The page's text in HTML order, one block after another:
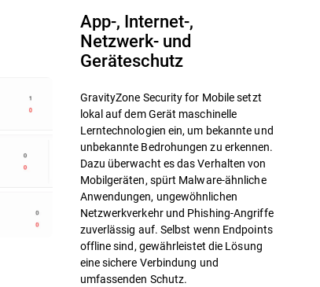
App-, Internet-,
Netzwerk- und
Geräteschutz
GravityZone Security for Mobile setzt
lokal auf dem Gerät maschinelle
Lerntechnologien ein, um bekannte und
unbekannte Bedrohungen zu erkennen.
Dazu überwacht es das Verhalten von
Mobilgeräten, spürt Malware-ähnliche
Anwendungen, ungewöhnlichen
Netzwerkverkehr und Phishing-Angriffe
zuverlässig auf. Selbst wenn Endpoints
offline sind, gewährleistet die Lösung
eine sichere Verbindung und
umfassenden Schutz.